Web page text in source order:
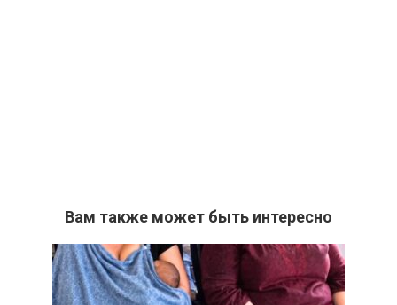
Вам также может быть интересно